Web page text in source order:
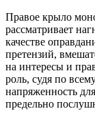
Правое крыло
рассматривает
качестве
претензий,
на интересы и
роль, судя по
напряженность
предельно